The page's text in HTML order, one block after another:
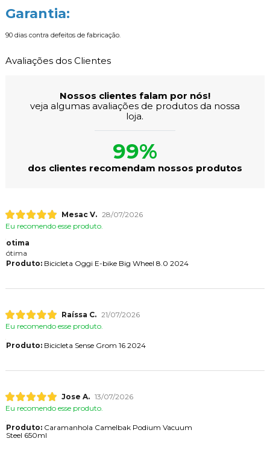
Garantia:
90 dias contra defeitos de fabricação.
Avaliações dos Clientes
Nossos clientes falam por nós!
veja algumas avaliações de produtos da nossa
loja.
99%
dos clientes recomendam nossos produtos
Mesac V. 28/07/2026
Eu recomendo esse produto.
otima
ótima
Produto:Bicicleta Oggi E-bike Big Wheel 8.0 2024
Raíssa C. 21/07/2026
Eu recomendo esse produto.
Produto:Bicicleta Sense Grom 16 2024
Jose A. 13/07/2026
Eu recomendo esse produto.
Produto:Caramanhola Camelbak Podium Vacuum
Steel 650ml